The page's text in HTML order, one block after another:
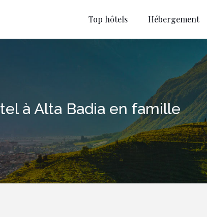
Top hôtels Hébergement
à Alta Badia en famille